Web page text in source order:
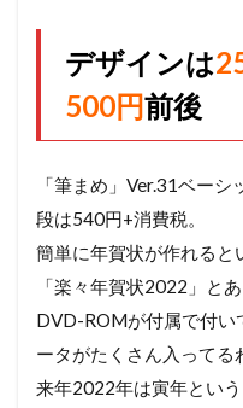
ら
自
分
で
年
状
を
ザ
イ
す
る
デザインは
500円前後
「筆まめ」Ver.31ベー
段は540円+消費税。
簡単に年賀状が作れると
「楽々年賀状2022」とあ
DVD-ROMが付属で付い
ータがたくさん入ってる
来年2022年は寅年とい